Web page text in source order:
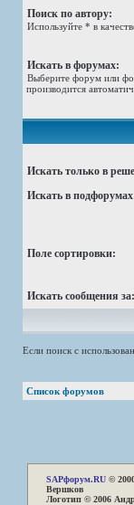
Поиск по автору:
Используйте * в
Искать в форумах:
Выберите форум или
производится
Искать только в
Искать в
Поле сортировки:
Искать сообщения за:
Если поиск с
Список форумов
SAPфорум.RU ©
Вершков
Логотип © 2006